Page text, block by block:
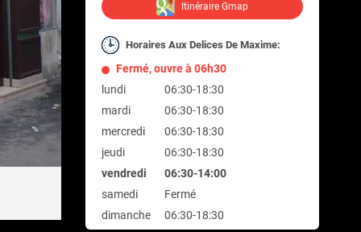
Itinéraire Gmap
Horaires Aux Delices De Maxime:
Fermé, ouvre à 06h30
lundi
06:30-18:30
mardi
06:30-18:30
mercredi
06:30-18:30
jeudi
06:30-18:30
vendredi
06:30-14:00
samedi
Fermé
dimanche
06:30-18:30